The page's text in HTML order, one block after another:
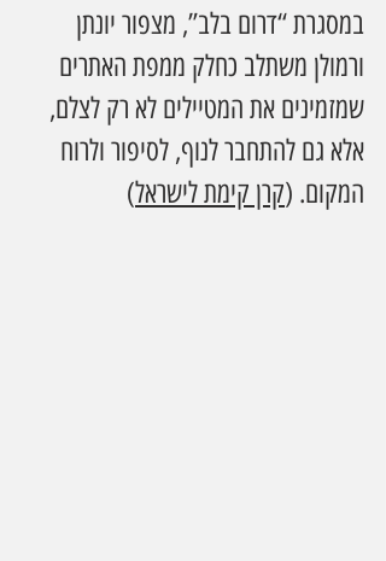
במסגרת “דרום בלב”, מצפור יונתן
ורמולן משתלב כחלק ממפת האתרים
שמזמינים את המטיילים לא רק לצלם,
אלא גם להתחבר לנוף, לסיפור ולרוח
המקום. (קרן קימת לישראל)